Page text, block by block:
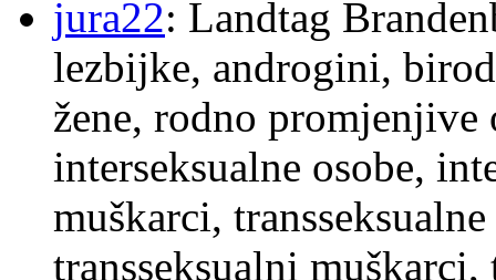
jura22: Landtag
lezbijke, androgini,
žene, rodno
interseksualne osobe,
muškarci,
transseksualni muškarci,